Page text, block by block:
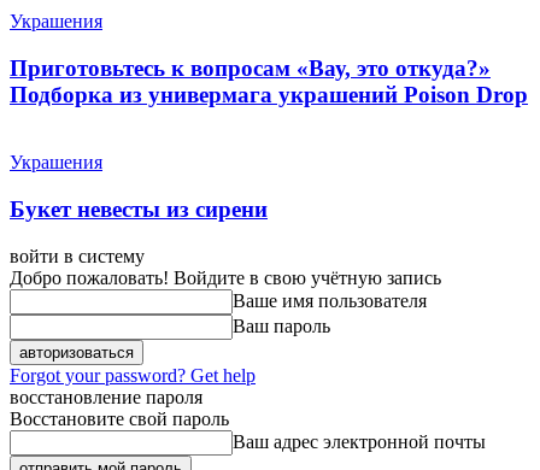
Украшения
Приготовьтесь к вопросам «Вау, это откуда?»
Подборка из универмага украшений Poison Drop
Украшения
Букет невесты из сирени
войти в систему
Добро пожаловать! Войдите в свою учётную запись
Ваше имя пользователя
Ваш пароль
Forgot your password? Get help
восстановление пароля
Восстановите свой пароль
Ваш адрес электронной почты